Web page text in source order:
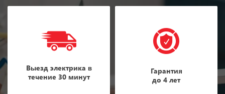
Выезд электрика в
течение 30 минут
Гарантия
до 4 лет